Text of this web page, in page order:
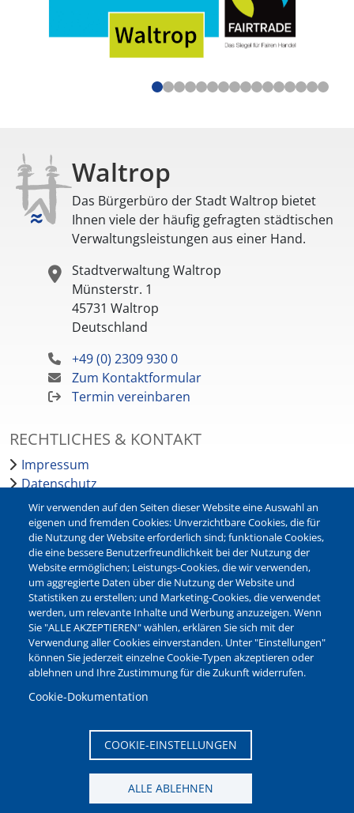
Waltrop
Das Bürgerbüro der Stadt Waltrop bietet
Ihnen viele der häufig gefragten städtischen
Verwaltungsleistungen aus einer Hand.
Stadtverwaltung Waltrop
Münsterstr. 1
45731 Waltrop
Deutschland
+49 (0) 2309 930 0
Zum Kontaktformular
Termin vereinbaren
RECHTLICHES & KONTAKT
Impressum
Datenschutz
Barrierefreiheit
Leichte Sprache
Bankverbindungen
Pressestelle
Kontakt
NEWSLETTER
Jetzt die verschiedenen Newsletter der Stadt Waltrop
abonnieren:
Newsletter verwalten
Wir verwenden auf den Seiten dieser Website eine Auswahl an
eigenen und fremden Cookies: Unverzichtbare Cookies, die für
die Nutzung der Website erforderlich sind; funktionale Cookies,
die eine bessere Benutzerfreundlichkeit bei der Nutzung der
Website ermöglichen; Leistungs-Cookies, die wir verwenden,
um aggregierte Daten über die Nutzung der Website und
Statistiken zu erstellen; und Marketing-Cookies, die verwendet
werden, um relevante Inhalte und Werbung anzuzeigen. Wenn
Sie "ALLE AKZEPTIEREN" wählen, erklären Sie sich mit der
Verwendung aller Cookies einverstanden. Unter "Einstellungen"
können Sie jederzeit einzelne Cookie-Typen akzeptieren oder
ablehnen und Ihre Zustimmung für die Zukunft widerrufen.
Cookie-Dokumentation
COOKIE-EINSTELLUNGEN
ALLE ABLEHNEN